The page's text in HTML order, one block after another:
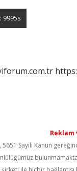
Reklam
5651 Sayılı Kanun